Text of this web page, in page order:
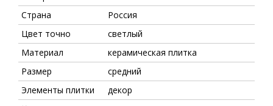
Страна
Россия
Цвет точно
светлый
Материал
керамическая плитка
Размер
средний
Элементы плитки
декор